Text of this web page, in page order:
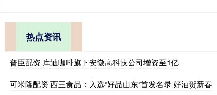
热点资讯
普臣配资 库迪咖啡旗下安徽高科技公司增资至1亿
可米隆配资 西王食品：入选“好品山东”首发名录 好油贺新春